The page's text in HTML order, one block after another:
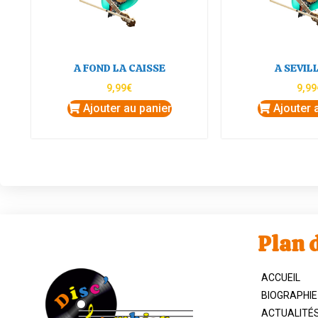
A FOND LA CAISSE
9,99€
Ajouter au panier
A
9,99
Ajouter
Plan
ACCUEIL
BIOGRAPHIE